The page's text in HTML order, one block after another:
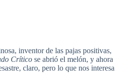
inventor de las pajas positivas,
Crítico se abrió el melón, y ahora
claro, pero lo que nos interesa